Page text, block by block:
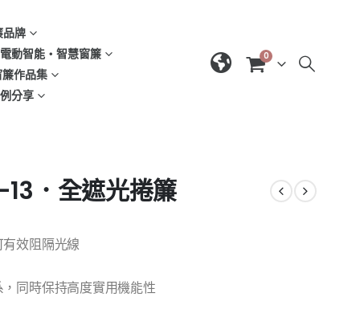
牌
動智能‧智慧窗簾
作品集
分享
0
．全遮光捲簾
效阻隔光線
同時保持高度實用機能性